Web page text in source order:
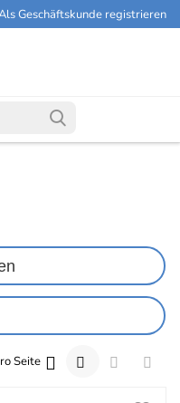
Geschäftskunde registrieren
Seite